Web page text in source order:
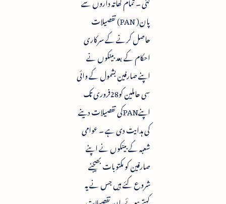
پان( PAN) تفصیلات
حاصل کرنے کے سرکاری
احکام کے بعد بینکوں نے
اپنے صارفین بشمول کے وائی
سی حاملین کو28فروری تک
اپنےPANکی تفصیلات دینے
کی ہدایت دی ہے ۔ عوامی
شعبہ کے بینکوں نے اپنے
صارفین کو مکتوبات بھیجنے
شروع کئے ہیں جس نے یہ